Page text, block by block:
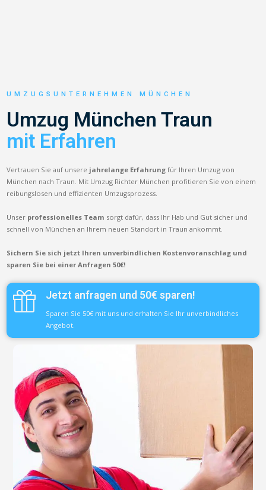
UMZUGSUNTERNEHMEN MÜNCHEN
Umzug München Traun
mit Erfahren
Vertrauen Sie auf unsere jahrelange Erfahrung für Ihren Umzug von
München nach Traun. Mit Umzug Richter München profitieren Sie von einem
reibungslosen und effizienten Umzugsprozess.
Unser professionelles Team sorgt dafür, dass Ihr Hab und Gut sicher und
schnell von München an Ihrem neuen Standort in Traun ankommt.
Sichern Sie sich jetzt Ihren unverbindlichen Kostenvoranschlag und
sparen Sie bei einer Anfragen 50€!
Jetzt anfragen und 50€ sparen!
Sparen Sie 50€ mit uns und erhalten Sie Ihr unverbindliches
Angebot.